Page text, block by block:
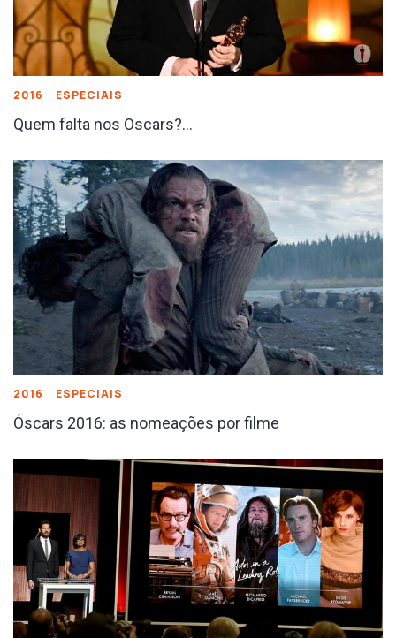
2016 ESPECIAIS
Quem falta nos Oscars?…
2016 ESPECIAIS
Óscars 2016: as nomeações por filme